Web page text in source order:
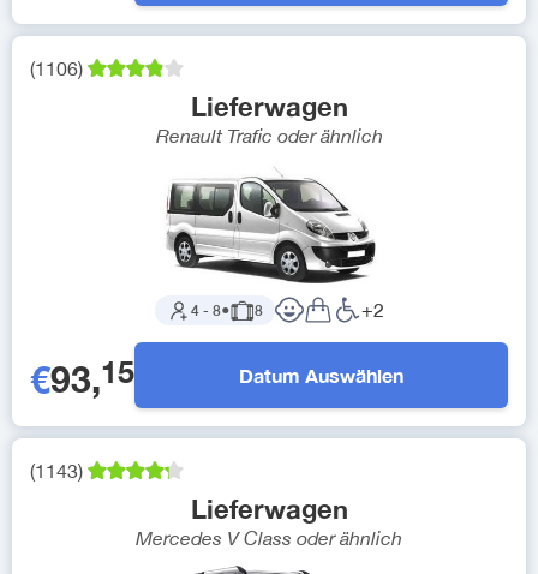
(1106)
Lieferwagen
Renault Trafic oder ähnlich
4- 8● 8 +2
€93,15 Datum Auswählen
(1143)
Lieferwagen
Mercedes V Class oder ähnlich